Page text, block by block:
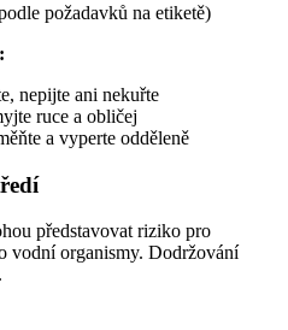
požadavků na etiketě)
nepijte ani nekuřte
ruce a obličej
a vyperte odděleně
představovat riziko pro
vodní organismy. Dodržování